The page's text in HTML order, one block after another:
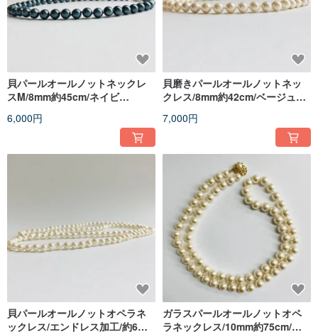
貝パールオールノットネックレ
スM/8mm約45cm/ネイビ
6,000円
貝磨きパールオールノットネッ
クレス/8mm約42cm/ベージュク
7,000円
貝パールオールノットオペラネ
ックレス/エンドレス加工/約6mm
ガラスパールオールノットオペ
ラネックレス/10mm約75cm/ク